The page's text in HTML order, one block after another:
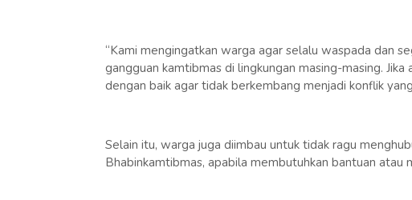
“Kami mengingatkan warga agar selalu waspada dan
gangguan kamtibmas di lingkungan masing-masing.
dengan baik agar tidak berkembang menjadi konflik
Selain itu, warga juga diimbau untuk tidak ragu
Bhabinkamtibmas, apabila membutuhkan bantuan atau